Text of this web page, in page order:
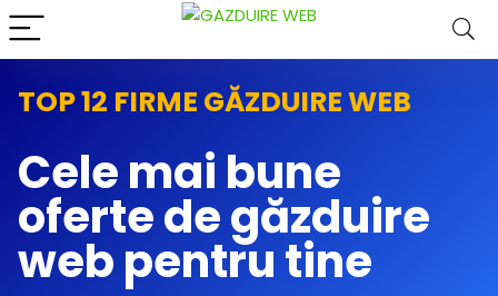
TOP 12 FIRME GĂZDUIRE WEB
Cele mai bune
oferte de găzduire
web pentru tine